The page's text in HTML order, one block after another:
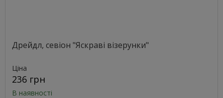
Дрейдл, севіон "Яскраві візерунки"
Ціна
236 грн
В наявності